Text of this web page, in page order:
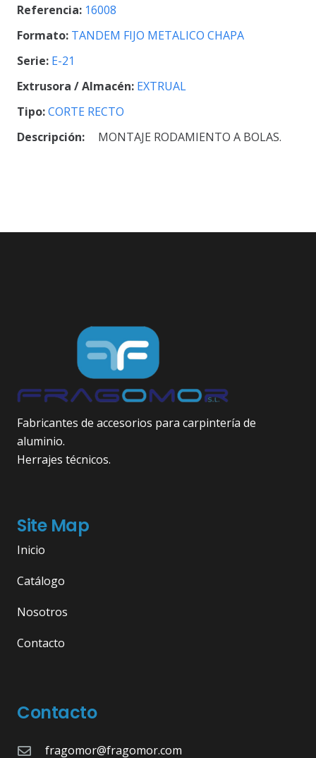
Referencia: 16008
Formato: TANDEM FIJO METALICO CHAPA
Serie: E-21
Extrusora / Almacén: EXTRUAL
Tipo:CORTE RECTO
Descripción:
MONTAJE RODAMIENTO A BOLAS.
Fabricantes de accesorios para carpintería de
aluminio.
Herrajes técnicos.
Site Map
Inicio
Catálogo
Nosotros
Contacto
Contacto
fragomor@fragomor.com